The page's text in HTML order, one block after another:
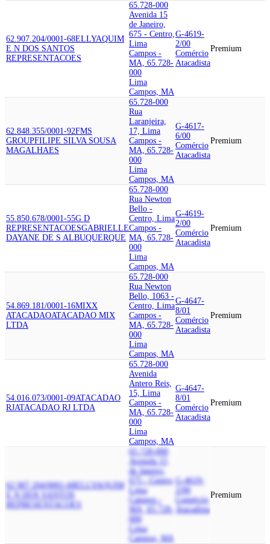
62.907.204/0001-68ELLYAQUIM
E N DOS SANTOS
REPRESENTACOES
65.728-000
Avenida 15
de Janeiro,
675 - Centro,
Lima
Campos -
MA, 65.728-
000
Lima
Campos, MA
G-4619-
2/00
Comércio
Atacadista
Premium
62.848.355/0001-92FMS
GROUPFILIPE SILVA SOUSA
MAGALHAES
65.728-000
Rua
Laranjeira,
17, Lima
Campos -
MA, 65.728-
000
Lima
Campos, MA
G-4617-
6/00
Comércio
Atacadista
Premium
55.850.678/0001-55G D
REPRESENTACOESGABRIELLE
DAYANE DE S ALBUQUERQUE
65.728-000
Rua Newton
Bello -
Centro, Lima
Campos -
MA, 65.728-
000
Lima
Campos, MA
G-4619-
2/00
Comércio
Atacadista
Premium
54.869.181/0001-16MIXX
ATACADAOATACADAO MIX
LTDA
65.728-000
Rua Newton
Bello, 1063 -
Centro, Lima
Campos -
MA, 65.728-
000
Lima
Campos, MA
G-4647-
8/01
Comércio
Atacadista
Premium
54.016.073/0001-09ATACADAO
RJATACADAO RJ LTDA
65.728-000
Avenida
Antero Reis,
15, Lima
Campos -
MA, 65.728-
000
Lima
Campos, MA
G-4647-
8/01
Comércio
Atacadista
Premium
62.907.204/0001-68ELLYAQUIM
E N DOS SANTOS
REPRESENTACOES
65.728-000
Avenida 15
de Janeiro,
675 - Centro,
Lima
Campos -
MA, 65.728-
000
Lima
Campos, MA
G-4619-
2/00
Comércio
Atacadista
Premium